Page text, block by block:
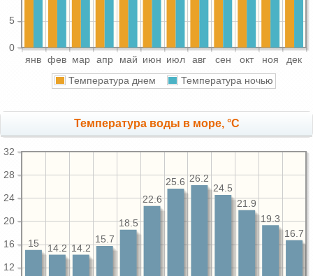
янв фев мар апр май июн июл авг сен окт ноя дек
0
5
Температура днем Температура ночью
Температура воды в море, °C
12
16
20
24
28
32
16.7
19.3
21.9
24.5
26.2
25.6
22.6
18.5
15.7
14.2
14.2
15